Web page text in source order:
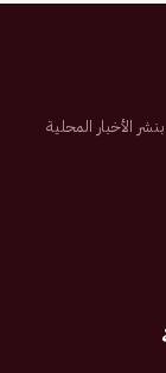
تم تأسيسها عام 2007م تهتم بنشر الأخبار المحلية